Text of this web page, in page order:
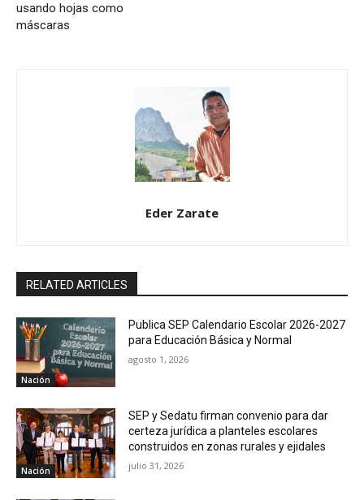
usando hojas como
máscaras
Eder Zarate
RELATED ARTICLES
Nación
Publica SEP Calendario Escolar 2026-2027
para Educación Básica y Normal
agosto 1, 2026
Nación
SEP y Sedatu firman convenio para dar
certeza jurídica a planteles escolares
construidos en zonas rurales y ejidales
julio 31, 2026